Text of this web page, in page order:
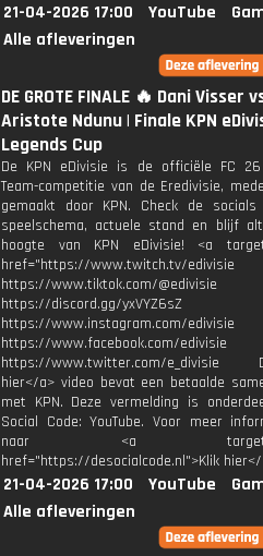
21-04-2026 17:00 YouTube
Alle afleveringen
DE GROTE FINALE 🔥 Dani Visser
Aristote Ndunu | Finale KPN
Legends Cup
De KPN eDivisie is de officiële FC
Team-competitie van de Eredivisie,
gemaakt door KPN. Check de
speelschema, actuele stand en blijf
hoogte van KPN eDivisie! <a
href="https://www.twitch.tv/edivisie
https://www.tiktok.com/@edivisie
https://discord.gg/yxVYZ6sZ
https://www.instagram.com/edivisie
https://www.facebook.com/edivisie
https://www.twitter.com/e_divisie
hier</a> video bevat een betaalde
met KPN. Deze vermelding is
Social Code: YouTube. Voor meer
naar <a
href="https://desocialcode.nl">Klik
21-04-2026 17:00 YouTube
Alle afleveringen